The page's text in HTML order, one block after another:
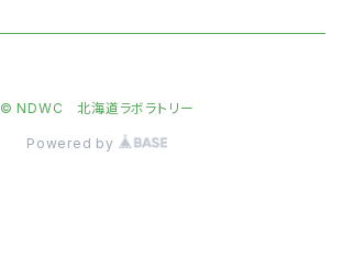
© NDWC 北海道ラボラトリー
Powered by